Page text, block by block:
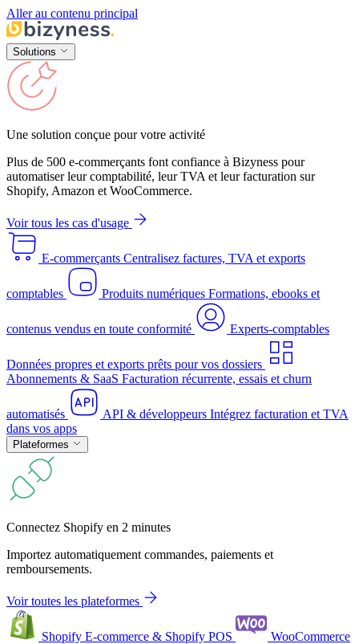
Aller au contenu principal
Solutions
Une solution conçue pour votre activité
Plus de 500 e-commerçants font confiance à Bizyness pour
automatiser leur comptabilité, leur TVA et leur facturation sur
Shopify, Amazon et WooCommerce.
Voir tous les cas d'usage
E-commerçants Centralisez factures, TVA et exports
comptables Produits numériques Formations, ebooks et
contenus vendus en toute conformité Experts-comptables
Données propres et exports prêts pour vos dossiers
Abonnements & SaaS Facturation récurrente, essais et churn
automatisés API & développeurs Intégrez facturation et TVA
dans vos apps
Plateformes
Connectez Shopify en 2 minutes
Importez automatiquement commandes, paiements et
remboursements.
Voir toutes les plateformes
Shopify E-commerce & Shopify POS WooCommerce